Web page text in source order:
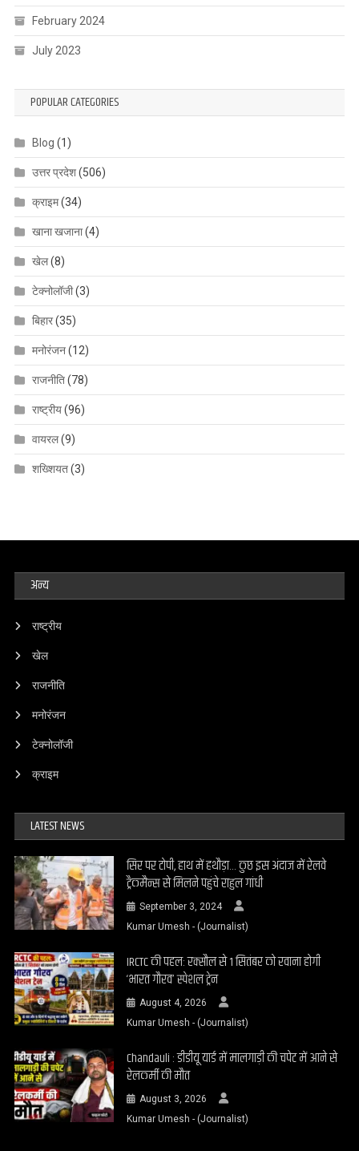
February 2024
July 2023
POPULAR CATEGORIES
Blog (1)
उत्तर प्रदेश(506)
क्राइम(34)
खाना खजाना(4)
खेल(8)
टेक्नोलॉजी(3)
बिहार(35)
मनोरंजन(12)
राजनीति(78)
राष्ट्रीय(96)
वायरल(9)
शख्शियत(3)
अन्य
राष्ट्रीय
खेल
राजनीति
मनोरंजन
टेक्नोलॉजी
क्राइम
LATEST NEWS
सिर पर टोपी, हाथ में हथौड़ा… कुछ इस अंदाज में रेलवे
ट्रैकमैन्स से मिलने पहुंचे राहुल गांधी
September 3, 2024
Kumar Umesh - (Journalist)
IRCTC की पहल: रक्सौल से 1 सितंबर को रवाना होगी
‘भारत गौरव’ स्पेशल ट्रेन
August 4, 2026
Kumar Umesh - (Journalist)
Chandauli : डीडीयू यार्ड में मालगाड़ी की चपेट में आने से
रेलकर्मी की मौत
August 3, 2026
Kumar Umesh - (Journalist)